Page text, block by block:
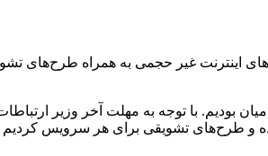
اینترنت غیر حجمی به همراه طرح‌های
بودیم. با توجه به مهلت آخر وزیر
طرح‌های تشویقی برای هر سرویس کردیم تا